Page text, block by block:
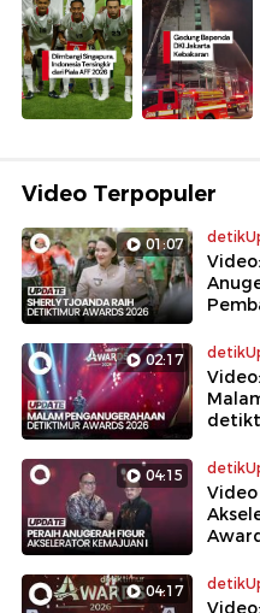
Video Terpopuler
01:07
02:17
04:15
04:17